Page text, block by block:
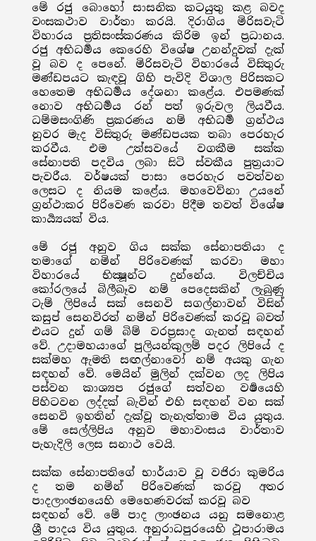
මේ රජු බොහෝ සාසනික කටයුතු කළ බවද
වංසකථාව වාර්තා කරයි. දිරාගිය මිරිසවැටි
විහාරය ප්‍රතිසංස්කරණය කිරිම ඉන් ප්‍රධානය.
රජු අභිධර්‍මය කෙරෙහි විශේෂ උනන්දුවක් දැක්
වූ බව ද පෙනේ. මිරිසවැටි විහාරයේ විසිතුරු
මණ්ඩපයට කැඳවූ ගිහි පැවිදි විශාල පිරිසකට
හෙතෙම අභිධර්‍මය දේශනා කළේය. එපමණක්
නොව අභිධර්‍මය රන් පත් ඉරුවල ලියවීය.
ධම්මසංගිණි ප්‍රකරණය නම් අභිධර්‍ම ග්‍රන්ථය
නුවර මැද විසිතුරු මණ්ඩපයක තබා පෙරහැර
කරවීය. එම උත්සවයේ වගකීම සක්ක
සේනාපති පදවිය ලබා සිටි ස්වකීය පුත්‍රයාට
පැවරීය. වර්ෂයක් පාසා පෙරහැර පවත්වන
ලෙසට ද නියම කළේය. මහවෙව්නා උයනේ
ග්‍රන්ථාකර පිරිවෙණ කරවා පිදීම තවත් විශේෂ
කාර්‍ය්‍යයක් විය.
මේ රජු අනුව ගිය සක්ක සේනාපතියා ද
තමාගේ නමින් පිරිවෙණක් කරවා මහා
විහාරයේ භික්‍ෂූන්ට දුන්නේය. විලච්චිය
කෝරලයේ බිලීබෑව නම් පෙදෙසකින් ලැබුණු
ටැම් ලිපියේ සක් සෙනවි සගල්නාවන් විසින්
කසුප් සෙනවිරත් නමින් පිරිවෙණක් කරවූ බවත්
එයට දුන් ගම් බිම් වරප්‍රසාද ගැනත් සඳහන්
වේ. උදාමහයාගේ පුලියන්කුලම් පදර ලිපියේ ද
සක්මහ ඇමති සඟල්නාවෝ නම් අයකු ගැන
සඳහන් වේ. මෙයින් මුලින් දක්වන ලද ලිපිය
පස්වන කාශ්‍යප රජුගේ සත්වන වර්‍ෂයෙහි
පිහිටවන ලද්දක් බැවින් එහි සඳහන් වන සක්
සෙනවි ඉහතින් දැක්වූ තැනැත්තාම විය යුතුය.
මේ සෙල්ලිපිය අනුව මහාවංසය වාර්තාව
පැහැදිලි ලෙස සනාථ වෙයි.
සක්ක සේනාපතිගේ භාර්යාව වූ වජිරා කුමරිය
ද තම නමින් පිරිවෙණක් කරවූ අතර
පාදලාංඡනයෙහි මෙහෙණවරක් කරවූ බව
සඳහන් වේ. මේ පාද ලාංඡනය යනු සමනොළ
ශ්‍රී පාදය විය යුතුය. අනුරාධපුරයෙහි ථූපාරාමය